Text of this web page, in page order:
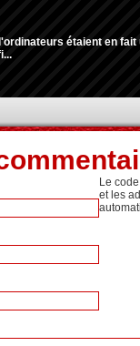
étaient en
Le
et les